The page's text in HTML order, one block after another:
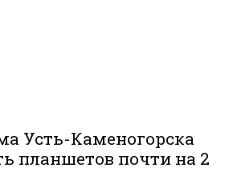
Усть-Каменогорска
планшетов почти на 2